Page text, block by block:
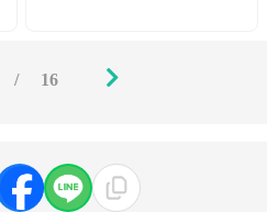
/ 16